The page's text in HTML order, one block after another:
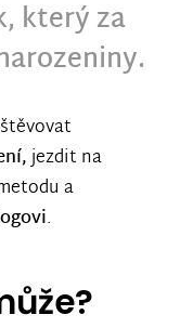
který za
jezdit na
a
.